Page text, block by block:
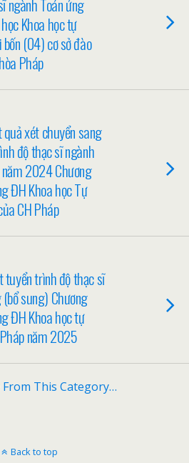
ngành Toán ứng
Khoa học tự
(04) cơ sở đào
Pháp
xét chuyển sang
độ thạc sĩ ngành
2024 Chương
ĐH Khoa học Tự
CH Pháp
tuyển trình độ thạc sĩ
sung) Chương
ĐH Khoa học tự
năm 2025
This Category…
Back to top